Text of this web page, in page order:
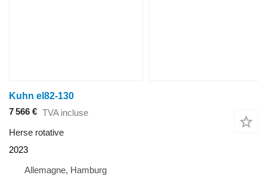
Kuhn el82-130
7 566 € TVA incluse
Herse rotative
2023
Allemagne, Hamburg